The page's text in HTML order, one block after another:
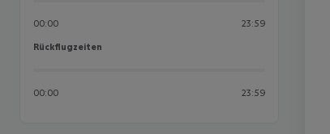
00:00 23:59
Rückflugzeiten
Rückflugzeiten
00:00 23:59